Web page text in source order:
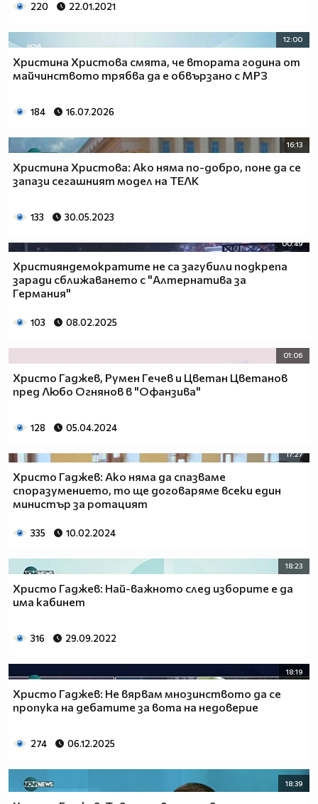
220 22.01.2021
12:00
Христина Христова смята, че втората година от
майчинството трябва да е обвързано с МРЗ
184 16.07.2026
16:13
Христина Христова: Ако няма по-добро, поне да се
запази сегашният модел на ТЕЛК
133 30.05.2023
00:49
Християндемократите не са загубили подкрепа
заради сближаването с "Алтернатива за
Германия"
103 08.02.2025
01:06
Христо Гаджев, Румен Гечев и Цветан Цветанов
пред Любо Огнянов в "Офанзива"
128 05.04.2024
17:27
Христо Гаджев: Ако няма да спазваме
споразумението, то ще договаряме всеки един
министър за ротацият
335 10.02.2024
18:23
Христо Гаджев: Най-важното след изборите е да
има кабинет
316 29.09.2022
18:19
Христо Гаджев: Не вярвам мнозинството да се
пропука на дебатите за вота на недоверие
274 06.12.2025
18:39